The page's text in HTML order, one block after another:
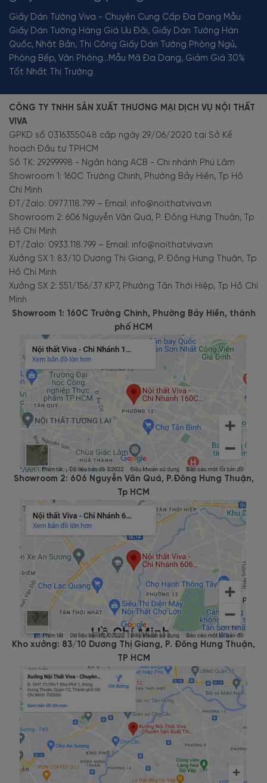
Giấy Dán Tường Viva - Chuyên Cung Cấp Đa Dạng Mẫu
Giấy Dán Tường Hàng Giá Ưu Đãi, Giấy Dán Tường Hàn
Quốc, Nhật Bản, Thi Công Giấy Dán Tường Phòng Ngủ,
Phòng Bếp, Văn Phòng...Mẫu Mã Đa Dạng, Giảm Giá 30%
Tốt Nhất Thị Trường
CÔNG TY TNHH SẢN XUẤT THƯƠNG MẠI DỊCH VỤ NỘI THẤT
VIVA
GPKD số 0316355048 cấp ngày 29/06/2020 tại Sở Kế
hoạch Đầu tư TPHCM
Số TK: 29299998 - Ngân hàng ACB - Chi nhánh Phú Lâm
Showroom 1: 160C Trường Chinh, Phường Bảy Hiền, Tp Hồ
Chí Minh
ĐT/Zalo: 0977.118.799 – Email: info@noithatviva.vn
Showroom 2: 606 Nguyễn Văn Quá, P. Đông Hưng Thuận, Tp
Hồ Chí Minh
ĐT/Zalo: 0933.118.799 – Email: info@noithatviva.vn
Xưởng SX 1: 83/10 Dương Thị Giang, P. Đông Hưng Thuận, Tp
Hồ Chí Minh
Xưởng SX 2: 551/156/37 KP7, Phường Tân Thới Hiệp, Tp Hồ Chí
Minh
Showroom 1: 160C Trường Chinh, Phường Bảy Hiền, thành
phố HCM
Showroom 2: 606 Nguyễn Văn Quá, P.Đông Hưng Thuận,
Tp HCM
Kho xưởng: 83/10 Dương Thị Giang, P. Đông Hưng Thuận,
TP HCM